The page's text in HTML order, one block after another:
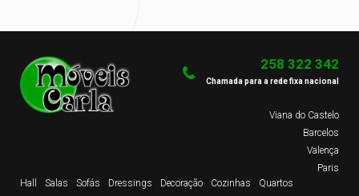
Hall Salas Sofás Dressings Decoração Cozinhas Quartos
258 322 342
Chamada para a rede fixa nacional
Viana do Castelo
Barcelos
Valença
Paris